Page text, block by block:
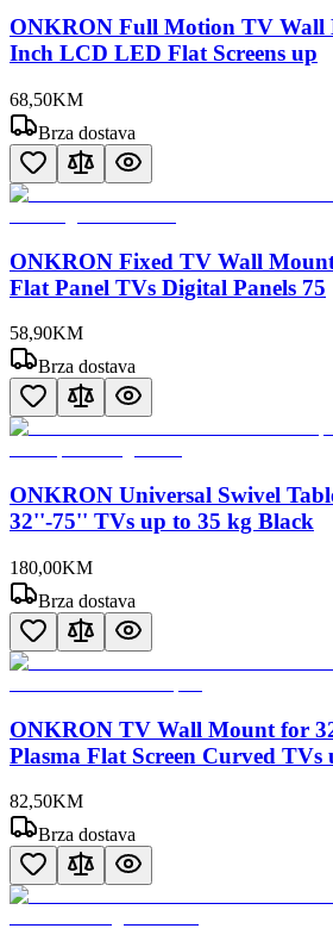
ONKRON Full Motion TV Wall
Inch LCD LED Flat Screens up
68,50KM
Brza dostava
ONKRON Fixed TV Wall
Flat Panel TVs Digital Panels 75
58,90KM
Brza dostava
ONKRON Universal Swivel
32''-75'' TVs up to 35 kg Black
180,00KM
Brza dostava
ONKRON TV Wall Mount for
Plasma Flat Screen Curved TVs
82,50KM
Brza dostava